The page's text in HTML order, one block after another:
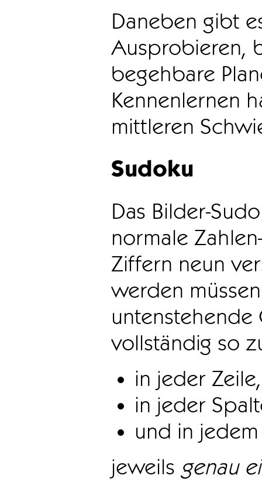
Daneben gibt
Ausprobieren,
begehbare
Kennenlernen
mittleren
Sudoku
Das Bilder-
normale
Ziffern neun
werden
vollständig so
in jeder Zeile,
in jeder
und in
jeweils genau